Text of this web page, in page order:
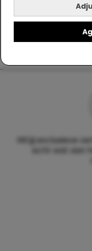
Wil jij exclusieve
echt wat aan